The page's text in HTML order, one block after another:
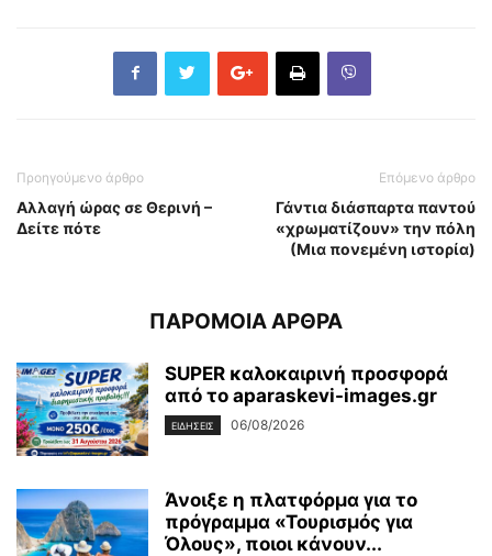
Προηγούμενο άρθρο
Αλλαγή ώρας σε Θερινή –
Δείτε πότε
Επόμενο άρθρο
Γάντια διάσπαρτα παντού
«χρωματίζουν» την πόλη
(Μια πονεμένη ιστορία)
ΠΑΡΟΜΟΙΑ ΑΡΘΡΑ
SUPER καλοκαιρινή προσφορά
από το aparaskevi-images.gr
ΕΙΔΗΣΕΙΣ 06/08/2026
Άνοιξε η πλατφόρμα για το
πρόγραμμα «Τουρισμός για
Όλους», ποιοι κάνουν...